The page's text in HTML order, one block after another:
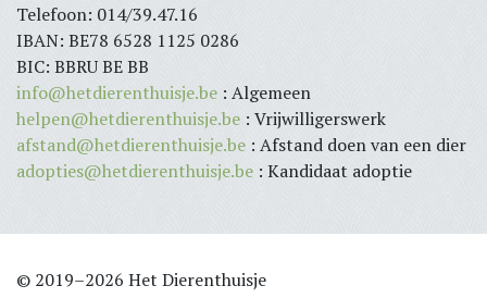
Telefoon: 014/39.47.16
IBAN: BE78 6528 1125 0286
BIC: BBRU BE BB
info@hetdierenthuisje.be : Algemeen
helpen@hetdierenthuisje.be : Vrijwilligerswerk
afstand@hetdierenthuisje.be : Afstand doen van een dier
adopties@hetdierenthuisje.be : Kandidaat adoptie
© 2019–2026 Het Dierenthuisje